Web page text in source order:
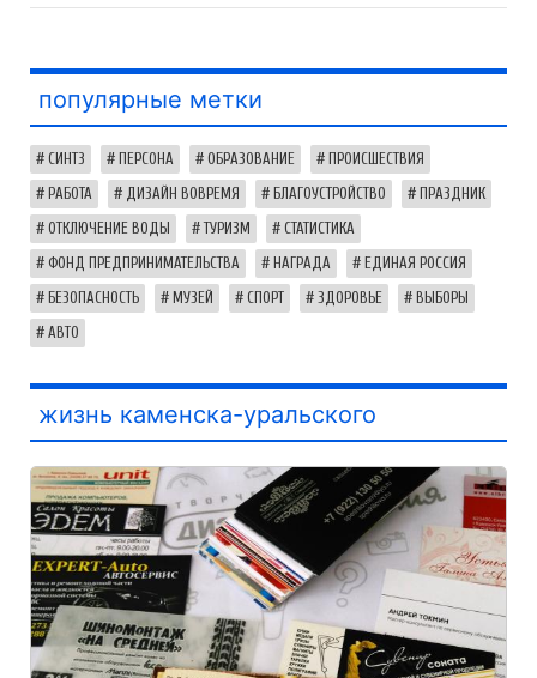
популярные метки
СИНТЗ ПЕРСОНА ОБРАЗОВАНИЕ ПРОИСШЕСТВИЯ
РАБОТА ДИЗАЙН ВОВРЕМЯ БЛАГОУСТРОЙСТВО ПРАЗДНИК
ОТКЛЮЧЕНИЕ ВОДЫ ТУРИЗМ СТАТИСТИКА
ФОНД ПРЕДПРИНИМАТЕЛЬСТВА НАГРАДА ЕДИНАЯ РОССИЯ
БЕЗОПАСНОСТЬ МУЗЕЙ СПОРТ ЗДОРОВЬЕ ВЫБОРЫ
АВТО
жизнь каменска-уральского